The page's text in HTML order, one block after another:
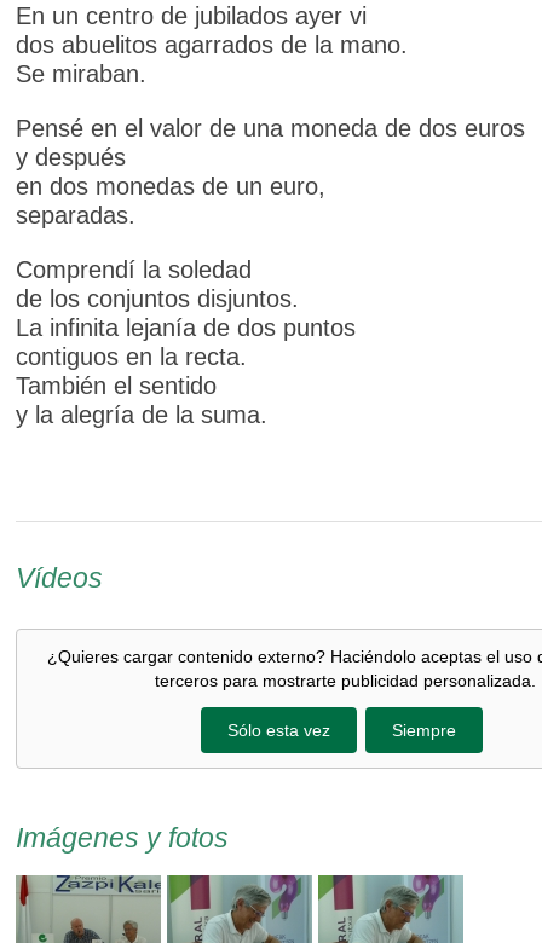
En un centro de jubilados ayer vi
dos abuelitos agarrados de la mano.
Se miraban.
Pensé en el valor de una moneda de dos euros
y después
en dos monedas de un euro,
separadas.
Comprendí la soledad
de los conjuntos disjuntos.
La infinita lejanía de dos puntos
contiguos en la recta.
También el sentido
y la alegría de la suma.
Vídeos
¿Quieres cargar contenido externo? Haciéndolo aceptas el uso
terceros para mostrarte publicidad personalizada.
Sólo esta vez Siempre
Imágenes y fotos